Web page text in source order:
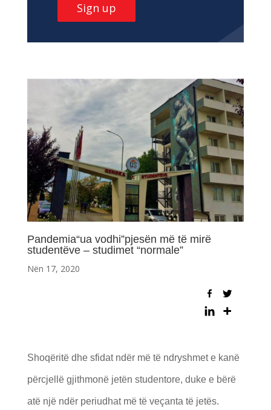
Sign up
Pandemia“ua vodhi”pjesën më të mirë
studentëve – studimet “normale”
Nën 17, 2020
Shoqëritë dhe sfidat ndër më të ndryshmet e kanë
përcjellë gjithmonë jetën studentore, duke e bërë
atë një ndër periudhat më të veçanta të jetës.